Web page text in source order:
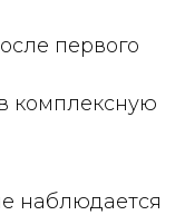
первого
комплексную
наблюдается